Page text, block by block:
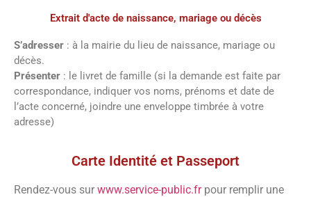
Démarches
administratives
Faîtes vos démarches en ligne sur notre
site en cliquant sur le bouton ci-dessous
Extrait d'acte de naissance, mariage ou décès
S’adresser : à la mairie du lieu de naissance, mariage ou
décès.
Présenter : le livret de famille (si la demande est faite par
correspondance, indiquer vos noms, prénoms et date de
l’acte concerné, joindre une enveloppe timbrée à votre
adresse)
Carte Identité et Passeport
Rendez-vous sur www.service-public.frpour remplir une